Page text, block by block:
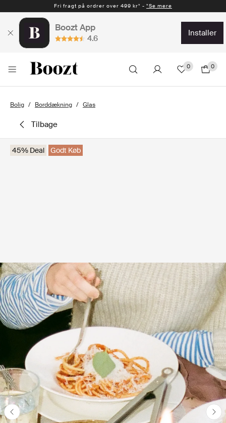
Fri fragt på ordrer over 499 kr* - *Se mere
Boozt App
4.6
installer
0 0
Bolig Borddækning Glas
tilbage
45% Deal Godt Køb